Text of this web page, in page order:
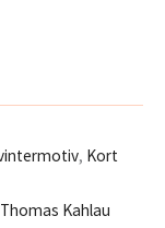
, Kort
Thomas Kahlau